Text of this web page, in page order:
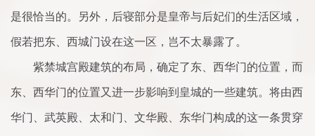
是很恰当的。另外，后寝部分是皇帝与后妃们的生活区域，
假若把东、西城门设在这一区，岂不太暴露了。
紫禁城宫殿建筑的布局，确定了东、西华门的位置，而
东、西华门的位置又进一步影响到皇城的一些建筑。将由西
华门、武英殿、太和门、文华殿、东华门构成的这一条贯穿